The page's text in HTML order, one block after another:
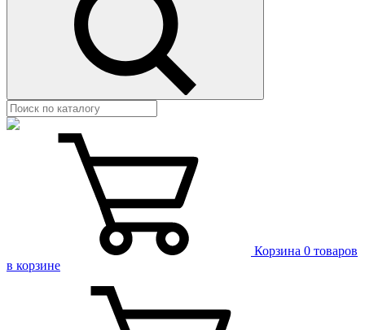
Корзина 0 товаров
в корзине